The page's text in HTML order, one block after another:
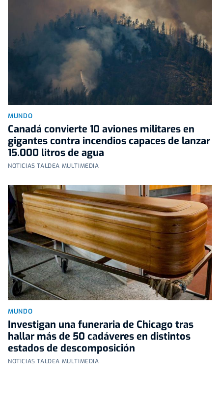
MUNDO
Canadá convierte 10 aviones militares en
gigantes contra incendios capaces de lanzar
15.000 litros de agua
NOTICIAS TALDEA MULTIMEDIA
MUNDO
Investigan una funeraria de Chicago tras
hallar más de 50 cadáveres en distintos
estados de descomposición
NOTICIAS TALDEA MULTIMEDIA